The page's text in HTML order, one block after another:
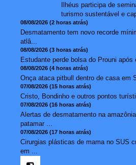
Ilhéus participa de
turismo sustentável e
08/08/2026 (2 horas atrás)
Desmatamento tem novo recorde
atlâ...
08/08/2026 (3 horas atrás)
Estudante perde bolsa do Prouni após
08/08/2026 (4 horas atrás)
Onça ataca pitbull dentro de casa em
07/08/2026 (15 horas atrás)
Cristo, Bondinho e outros pontos
07/08/2026 (16 horas atrás)
Alertas de desmatamento na
patamar ...
07/08/2026 (17 horas atrás)
Cirurgias plásticas de mama no SUS
em ...